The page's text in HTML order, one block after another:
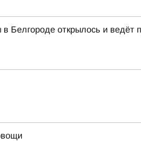
Белгороде открылось и ведёт